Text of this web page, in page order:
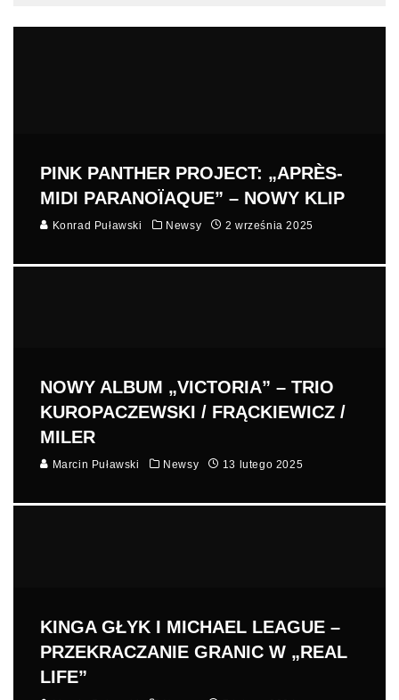
PINK PANTHER PROJECT: „APRÈS-
MIDI PARANOÏAQUE” – NOWY KLIP
Konrad Puławski Newsy 2 września 2025
NOWY ALBUM „VICTORIA” – TRIO
KUROPACZEWSKI / FRĄCKIEWICZ /
MILER
Marcin Puławski Newsy 13 lutego 2025
KINGA GŁYK I MICHAEL LEAGUE –
PRZEKRACZANIE GRANIC W „REAL
LIFE”